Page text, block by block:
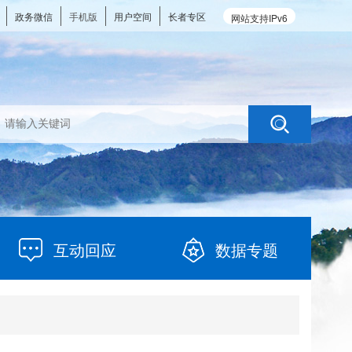
网站支持IPv6
政务微信 手机版 用户空间 长者专区
互动回应 数据专题